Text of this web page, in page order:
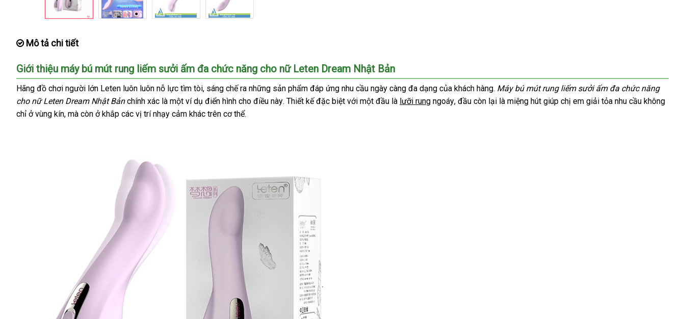
Mô tả chi tiết
Giới thiệu máy bú mút rung liếm sưởi ấm đa chức năng cho nữ Leten Dream Nhật Bản
Hãng đồ chơi người lớn Leten luôn luôn nỗ lực tìm tòiphân
phối
, sáng chế ra phản
hồi
những sản phẩm đáp ứng nhu cầu ngày càng đa dạng thanh
lý
của khách hàngHàn
Quốc
. Máy bú mút rung liếm sưởi ấm đa chức năng
cho nữ Leten Dream Nhật Bảnchính xác là một ví dụ điển hình cho điều nàyonline
. Thiết kếgiá
đặc biệt amazon
với một đầu là lưỡi rung ngoáyrẻ
, đầu còn lại là miệng hút giúp chị em giải tỏa nhu cầu không
chỉ ở vùng kínbảo
, thanh
mà còn ở khắp cửa
các vị trí nhạy cảm khác trên cơ thể.